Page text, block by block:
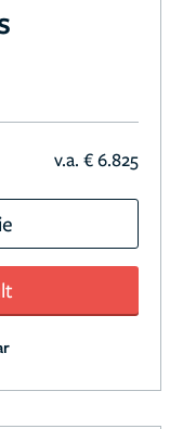
v.a. € 6.825